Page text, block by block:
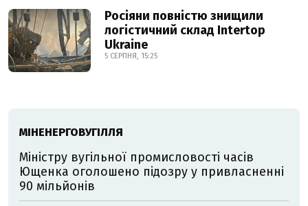
Росіяни повністю знищили
логістичний склад Intertop
Ukraine
5 СЕРПНЯ, 15:25
МІНЕНЕРГОВУГІЛЛЯ
Міністру вугільної промисловості часів
Ющенка оголошено підозру у привласненні
90 мільйонів